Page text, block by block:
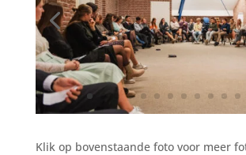
Klik op bovenstaande foto voor meer